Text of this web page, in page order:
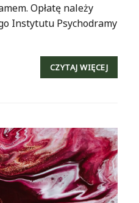
Opłatę należy
Instytutu Psychodramy
CZYTAJ WIĘCEJ